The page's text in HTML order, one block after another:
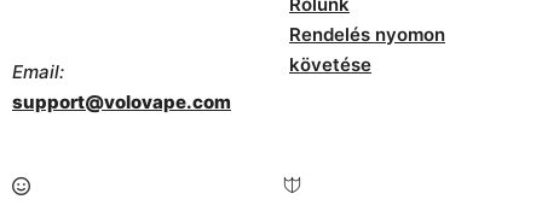
Email:
support@volovape.com
Rendelés nyomon
követése